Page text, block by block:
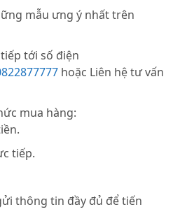
mẫu ưng ý nhất trên
tới số điện
hoặc Liên hệ tư vấn
mua hàng:
tiếp.
thông tin đầy đủ để tiến